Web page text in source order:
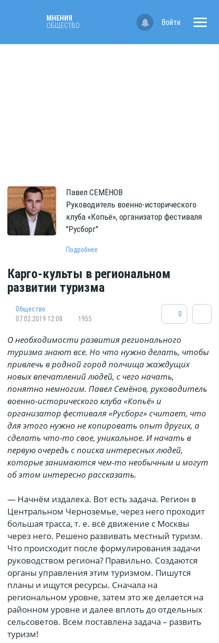
МНЕНИЯ
ОБЩЕСТВО
Войти
Павел СЕМЁНОВ
Руководитель военно-исторического
клуба «Копьё», организатор фестиваля
"Русборг"
Подробнее
Карго-культы в региональном
развитии туризма
Общество
07.02.2019 12:08
1955
0
О необходимости развития регионального
туризма знают все. Но что нужно делать, чтобы
привлечь в родной город полчища жаждущих
новых впечатлений людей, с чего начать,
понятно немногим. Павел Семёнов, руководитель
военно-исторического клуба «Копьё» и
организатор фестиваля «Русборг» считает, что
для этого нужно не копировать опыт других, а
сделать что-то свое, уникальное. И начать в
первую очередь с поиска интересных людей,
которыезанимаются чем-то необычным и могут
об этом интересно рассказать.
— Начнём издалека. Вот есть задача. Регион в
Центральном Черноземье, через него проходит
большая трасса, т. е. всё движение с Москвы
через него. Решено развивать местный туризм.
Что происходит после формулирования задачи
руководством региона? Правильно. Создаются
органы управления этим туризмом. Пишутся
планы и ищутся ресурсы. Сначала на
региональном уровне, затем это же делается на
районном уровне и далее вплоть до отдельных
сельсоветов. Всем поставлена задача – развить
туризм!